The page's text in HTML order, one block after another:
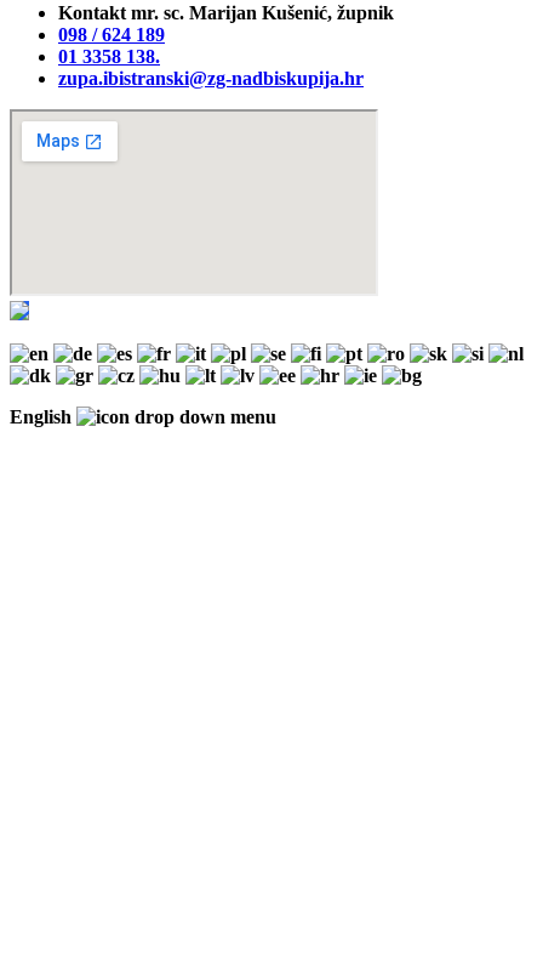
Kontakt mr. sc. Marijan Kušenić, župnik
098 / 624 189
01 3358 138‬.
zupa.ibistranski@zg-nadbiskupija.hr
English